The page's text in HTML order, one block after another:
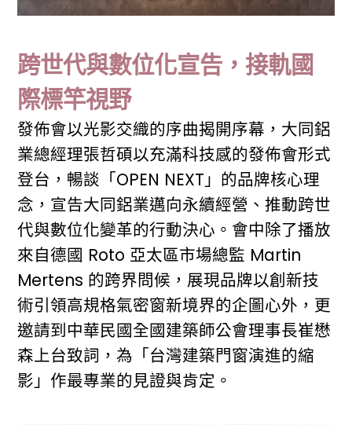
跨世代與數位化宣告，接軌國
際標竿視野
發佈會以光影交織的序曲揭開序幕，大同鋁
業總經理張哲碩以充滿科技感的發佈會形式
登台，暢談「OPEN NEXT」的品牌核心理
念，宣告大同鋁業邁向永續經營、推動跨世
代與數位化變革的行動決心。會中除了播放
來自德國 Roto 亞太區市場總監 Martin
Mertens 的跨界問候，展現品牌以創新技
術引領高規格氣密窗新境界的企圖心外，更
邀請到中華民國全國建築師公會理事長崔懋
森上台致詞，為「台灣建築門窗演進的縮
影」作最專業的見證與肯定。